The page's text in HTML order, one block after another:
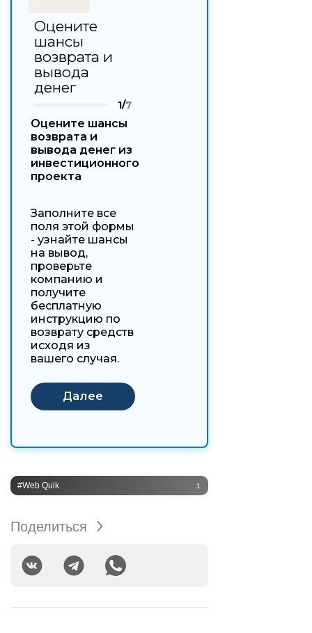
Оцените
шансы
возврата и
вывода
денег
1/7
Оцените шансы
возврата и
вывода денег из
инвестиционного
проекта
Заполните все
поля этой формы
- узнайте шансы
на вывод,
проверьте
компанию и
получите
бесплатную
инструкцию по
возврату средств
исходя из
вашего случая.
#Web Quik 1
Поделиться